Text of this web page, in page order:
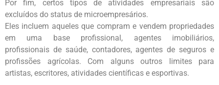
Por fim, certos tipos de atividades empresariais são
excluídos do status de microempresários.
Eles incluem aqueles que compram e vendem propriedades
em uma base profissional, agentes imobiliários,
profissionais de saúde, contadores, agentes de seguros e
profissões agrícolas. Com alguns outros limites para
artistas, escritores, atividades científicas e esportivas.